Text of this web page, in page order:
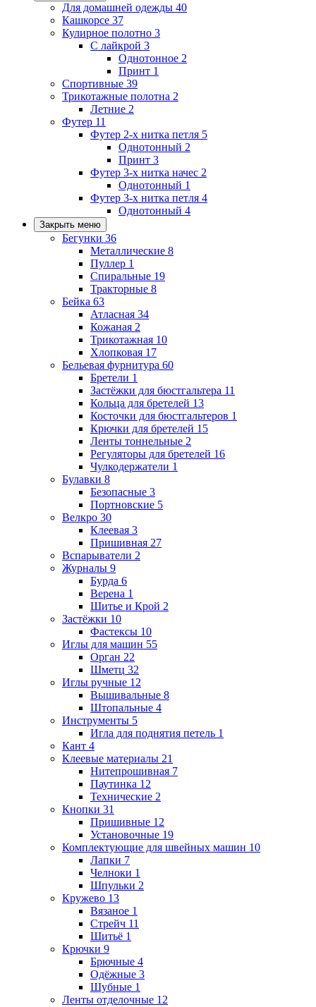
Для домашней одежды 40
Кашкорсе 37
Кулирное полотно 3
С лайкрой 3
Однотонное 2
Принт 1
Спортивные 39
Трикотажные полотна 2
Летние 2
Футер 11
Футер 2-х нитка петля 5
Однотонный 2
Принт 3
Футер 3-х нитка начес 2
Однотонный 1
Футер 3-х нитка петля 4
Однотонный 4
Закрыть меню
Бегунки 36
Металлические 8
Пуллер 1
Спиральные 19
Тракторные 8
Бейка 63
Атласная 34
Кожаная 2
Трикотажная 10
Хлопковая 17
Бельевая фурнитура 60
Бретели 1
Застёжки для бюстгальтера 11
Кольца для бретелей 13
Косточки для бюстгальтеров 1
Крючки для бретелей 15
Ленты тоннельные 2
Регуляторы для бретелей 16
Чулкодержатели 1
Булавки 8
Безопасные 3
Портновские 5
Велкро 30
Клеевая 3
Пришивная 27
Вспарыватели 2
Журналы 9
Бурда 6
Верена 1
Шитье и Крой 2
Застёжки 10
Фастексы 10
Иглы для машин 55
Орган 22
Шметц 32
Иглы ручные 12
Вышивальные 8
Штопальные 4
Инструменты 5
Игла для поднятия петель 1
Кант 4
Клеевые материалы 21
Нитепрошивная 7
Паутинка 12
Технические 2
Кнопки 31
Пришивные 12
Установочные 19
Комплектующие для швейных машин 10
Лапки 7
Челноки 1
Шпульки 2
Кружево 13
Вязаное 1
Стрейч 11
Шитьё 1
Крючки 9
Брючные 4
Одёжные 3
Шубные 1
Ленты отделочные 12